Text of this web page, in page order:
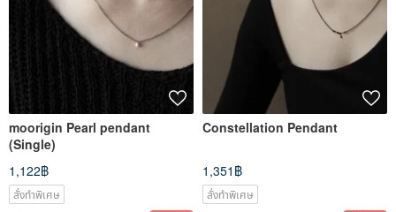
moorigin Pearl pendant
(Single)
1,122฿
สั่งทำพิเศษ
Constellation Pendant
1,351฿
สั่งทำพิเศษ